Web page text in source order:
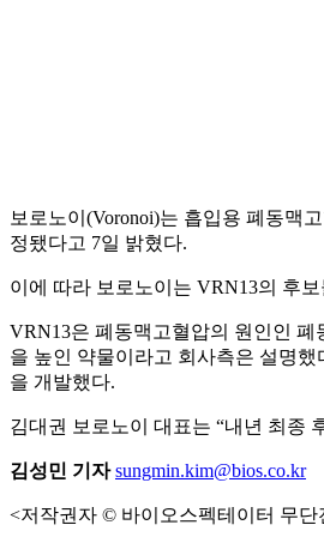
보로노이(Voronoi)는 흡입용 폐동맥
정됐다고 7일 밝혔다.
이에 따라 보로노이는 VRN13의 후
VRN13은 폐동맥고혈압의 원인인 폐
을 높인 약물이라고 회사측은 설명
을 개발했다.
김대권 보로노이 대표는 “내년 최종
김성민 기자 sungmin.kim@bios.co.kr
<저작권자 © 바이오스펙테이터 무